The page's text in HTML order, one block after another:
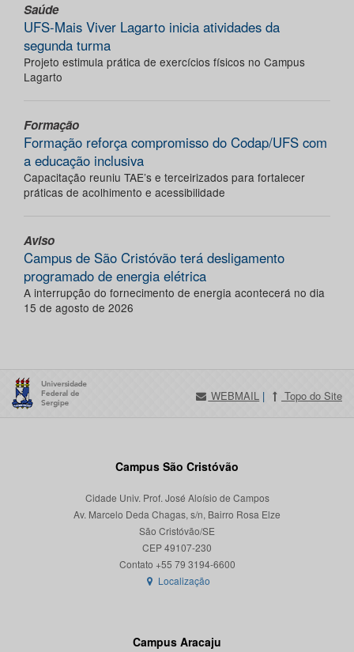
Saúde
UFS-Mais Viver Lagarto inicia atividades da
segunda turma
Projeto estimula prática de exercícios físicos no Campus
Lagarto
Formação
Formação reforça compromisso do Codap/UFS com
a educação inclusiva
Capacitação reuniu TAE’s e terceirizados para fortalecer
práticas de acolhimento e acessibilidade
Aviso
Campus de São Cristóvão terá desligamento
programado de energia elétrica
A interrupção do fornecimento de energia acontecerá no dia
15 de agosto de 2026
WEBMAIL | Topo do Site
Campus São Cristóvão
Cidade Univ. Prof. José Aloísio de Campos
Av. Marcelo Deda Chagas, s/n, Bairro Rosa Elze
São Cristóvão/SE
CEP 49107-230
Localização
Campus Aracaju